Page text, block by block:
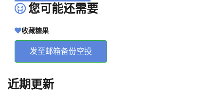
您可能还需要
收藏糖果
发至邮箱备份空投
近期更新